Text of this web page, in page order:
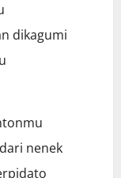
dikagumi
nenek